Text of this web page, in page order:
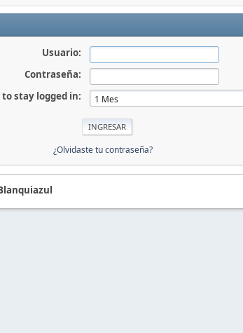
Usuario:
Contraseña:
to stay logged in:
¿Olvidaste tu contraseña?